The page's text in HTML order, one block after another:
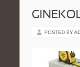
POSTED BY